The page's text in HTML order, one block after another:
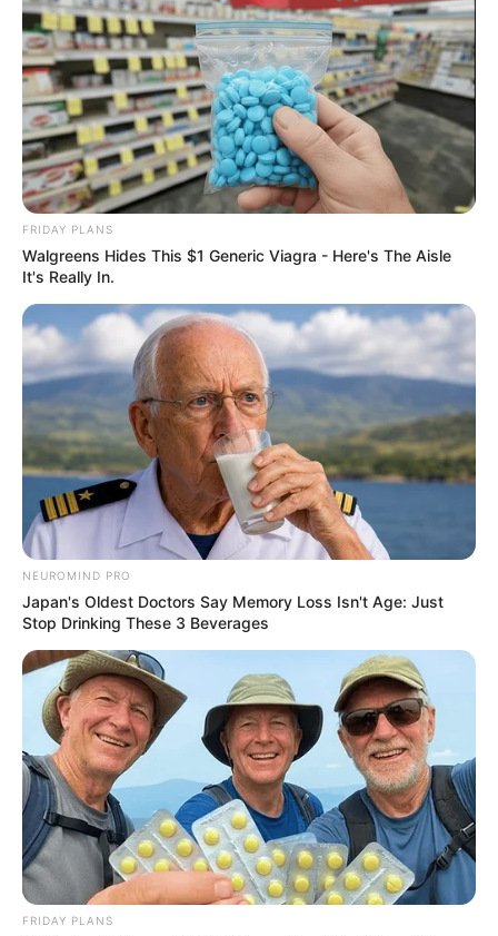
FRIDAY PLANS
Walgreens Hides This $1 Generic Viagra - Here's The Aisle
It's Really In.
NEUROMIND PRO
Japan's Oldest Doctors Say Memory Loss Isn't Age: Just
Stop Drinking These 3 Beverages
FRIDAY PLANS